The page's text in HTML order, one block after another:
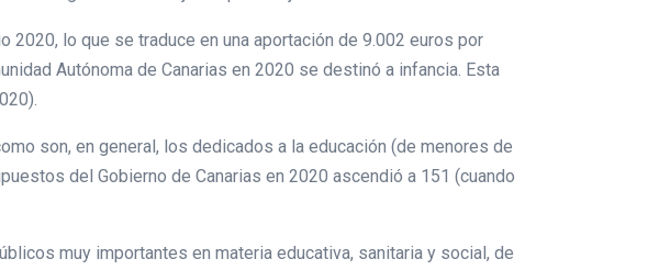
lo que se traduce en una aportación de 9.002 euros por
Autónoma de Canarias en 2020 se destinó a infancia. Esta
son, en general, los dedicados a la educación (de menores de
del Gobierno de Canarias en 2020 ascendió a 151 (cuando
muy importantes en materia educativa, sanitaria y social, de